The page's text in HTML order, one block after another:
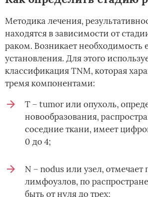
Методика лечения,
находятся в зависимости от
раком. Возникает необходимость
установления. Для этого
классификация TNM, которая
тремя компонентами:
T – tumor или опухоль,
новообразования,
соседние ткани, имеет
0 до 4;
N – nodus или узел,
лимфоузлов, по
быть от нуля до трех;